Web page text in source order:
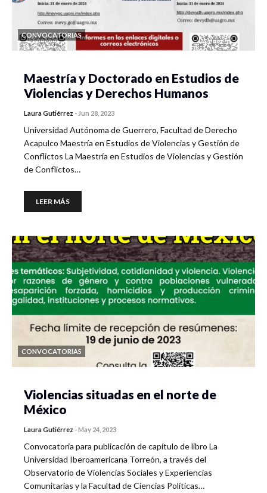
CONVOCATORIAS
Maestría y Doctorado en Estudios de
Violencias y Derechos Humanos
Laura Gutiérrez - Jun 28, 2023
Universidad Autónoma de Guerrero, Facultad de Derecho
Acapulco Maestría en Estudios de Violencias y Gestión de
Conflictos La Maestría en Estudios de Violencias y Gestión
de Conflictos…
LEER MÁS
CONVOCATORIAS
Violencias situadas en el norte de
México
Laura Gutiérrez -May 24, 2023
Convocatoria para publicación de capítulo de libro La
Universidad Iberoamericana Torreón, a través del
Observatorio de Violencias Sociales y Experiencias
Comunitarias y la Facultad de Ciencias Políticas…